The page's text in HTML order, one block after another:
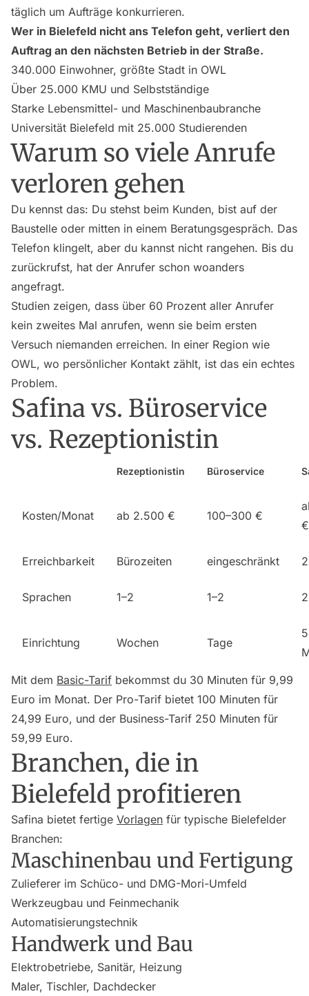
täglich um Aufträge konkurrieren.
Wer in Bielefeld nicht ans Telefon geht, verliert den
Auftrag an den nächsten Betrieb in der Straße.
340.000 Einwohner, größte Stadt in OWL
Über 25.000 KMU und Selbstständige
Starke Lebensmittel- und Maschinenbaubranche
Universität Bielefeld mit 25.000 Studierenden
Warum so viele Anrufe
verloren gehen
Du kennst das: Du stehst beim Kunden, bist auf der
Baustelle oder mitten in einem Beratungsgespräch. Das
Telefon klingelt, aber du kannst nicht rangehen. Bis du
zurückrufst, hat der Anrufer schon woanders
angefragt.
Studien zeigen, dass über 60 Prozent aller Anrufer
kein zweites Mal anrufen, wenn sie beim ersten
Versuch niemanden erreichen. In einer Region wie
OWL, wo persönlicher Kontakt zählt, ist das ein echtes
Problem.
Safina vs. Büroservice
vs. Rezeptionistin
Rezeptionistin Büroservice
Kosten/Monat ab 2.500 € 100–300 €
€
Erreichbarkeit Bürozeiten eingeschränkt
Sprachen 1–2 1–2
Einrichtung Wochen Tage
5
Mit dem Basic-Tarif bekommst du 30 Minuten für 9,99
Euro im Monat. Der Pro-Tarif bietet 100 Minuten für
24,99 Euro, und der Business-Tarif 250 Minuten für
59,99 Euro.
Branchen, die in
Bielefeld profitieren
Safina bietet fertige Vorlagen für typische Bielefelder
Branchen:
Maschinenbau und Fertigung
Zulieferer im Schüco- und DMG-Mori-Umfeld
Werkzeugbau und Feinmechanik
Automatisierungstechnik
Handwerk und Bau
Elektrobetriebe, Sanitär, Heizung
Maler, Tischler, Dachdecker